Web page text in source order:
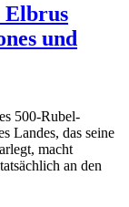
Elbrus
und
500-Rubel-
Landes, das seine
macht
an den